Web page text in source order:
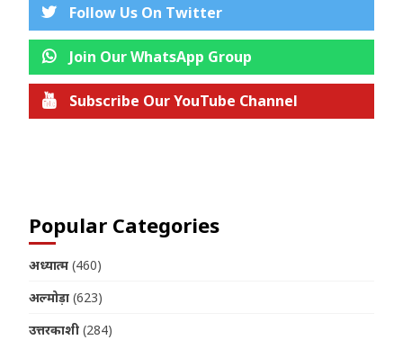
Follow Us On Twitter
Join Our WhatsApp Group
Subscribe Our YouTube Channel
Popular Categories
अध्यात्म (460)
अल्मोड़ा (623)
उत्तरकाशी (284)